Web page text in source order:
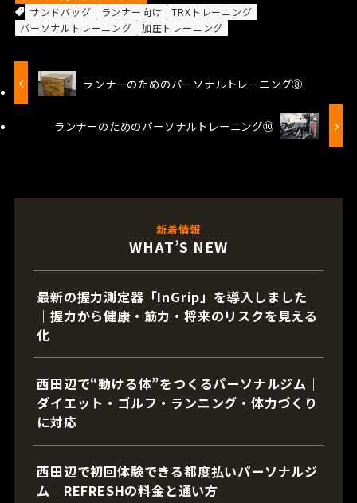
サンドバッグ
ランナー向け
TRXトレーニング
パーソナルトレーニング
加圧トレーニング
ランナーのためのパーソナルトレーニング⑧
ランナーのためのパーソナルトレーニング⑩
新着情報
WHAT’S NEW
最新の握力測定器「InGrip」を導入しました
｜握力から健康・筋力・将来のリスクを見える
化
西田辺で“動ける体”をつくるパーソナルジム｜
ダイエット・ゴルフ・ランニング・体力づくり
に対応
西田辺で初回体験できる都度払いパーソナルジ
ム｜REFRESHの料金と通い方